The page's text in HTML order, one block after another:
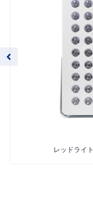
レッドライ